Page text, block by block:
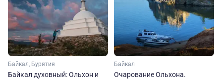
Байкал, Бурятия
Байкал духовный: Ольхон и
Байкал
Очарование Ольхона.